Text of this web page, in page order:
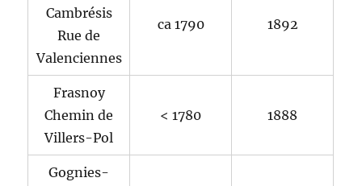
Cambrésis
Rue de
Valenciennes
ca 1790 1892
Frasnoy
Chemin de
Villers-Pol
< 1780 1888
Gognies-